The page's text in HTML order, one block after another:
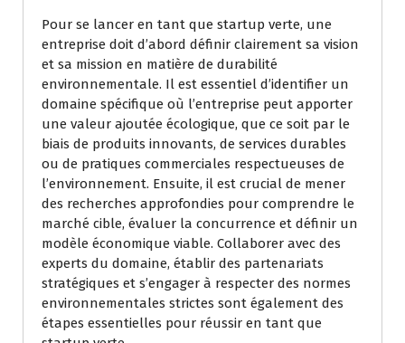
Pour se lancer en tant que startup verte, une
entreprise doit d’abord définir clairement sa vision
et sa mission en matière de durabilité
environnementale. Il est essentiel d’identifier un
domaine spécifique où l’entreprise peut apporter
une valeur ajoutée écologique, que ce soit par le
biais de produits innovants, de services durables
ou de pratiques commerciales respectueuses de
l’environnement. Ensuite, il est crucial de mener
des recherches approfondies pour comprendre le
marché cible, évaluer la concurrence et définir un
modèle économique viable. Collaborer avec des
experts du domaine, établir des partenariats
stratégiques et s’engager à respecter des normes
environnementales strictes sont également des
étapes essentielles pour réussir en tant que